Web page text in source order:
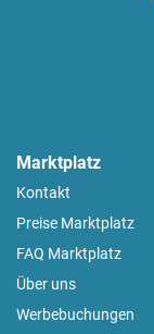
Marktplatz
Kontakt
Preise Marktplatz
FAQ Marktplatz
Über uns
Werbebuchungen